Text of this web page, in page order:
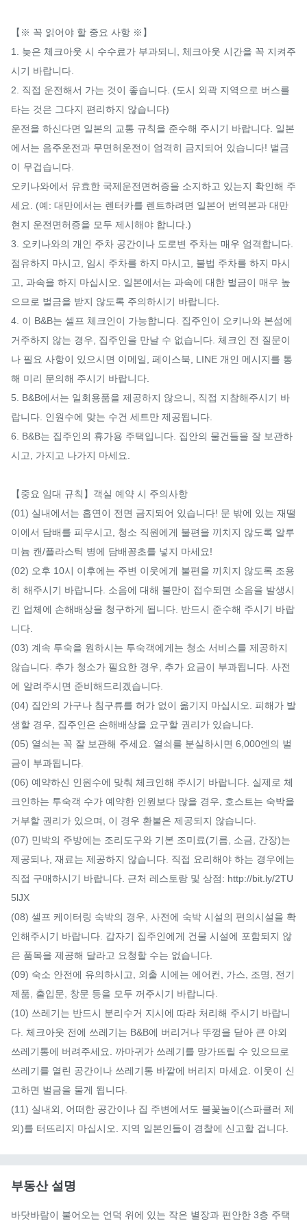
【※ 꼭 읽어야 할 중요 사항 ※】
1. 늦은 체크아웃 시 수수료가 부과되니, 체크아웃 시간을 꼭 지켜주
시기 바랍니다.
2. 직접 운전해서 가는 것이 좋습니다. (도시 외곽 지역으로 버스를
타는 것은 그다지 편리하지 않습니다)
운전을 하신다면 일본의 교통 규칙을 준수해 주시기 바랍니다. 일본
에서는 음주운전과 무면허운전이 엄격히 금지되어 있습니다! 벌금
이 무겁습니다.
오키나와에서 유효한 국제운전면허증을 소지하고 있는지 확인해 주
세요. (예: 대만에서는 렌터카를 렌트하려면 일본어 번역본과 대만
현지 운전면허증을 모두 제시해야 합니다.)
3. 오키나와의 개인 주차 공간이나 도로변 주차는 매우 엄격합니다.
점유하지 마시고, 임시 주차를 하지 마시고, 불법 주차를 하지 마시
고, 과속을 하지 마십시오. 일본에서는 과속에 대한 벌금이 매우 높
으므로 벌금을 받지 않도록 주의하시기 바랍니다.
4. 이 B&B는 셀프 체크인이 가능합니다. 집주인이 오키나와 본섬에
거주하지 않는 경우, 집주인을 만날 수 없습니다. 체크인 전 질문이
나 필요 사항이 있으시면 이메일, 페이스북, LINE 개인 메시지를 통
해 미리 문의해 주시기 바랍니다.
5. B&B에서는 일회용품을 제공하지 않으니, 직접 지참해주시기 바
랍니다. 인원수에 맞는 수건 세트만 제공됩니다.
6. B&B는 집주인의 휴가용 주택입니다. 집안의 물건들을 잘 보관하
시고, 가지고 나가지 마세요.
【중요 임대 규칙】객실 예약 시 주의사항
(01) 실내에서는 흡연이 전면 금지되어 있습니다! 문 밖에 있는 재떨
이에서 담배를 피우시고, 청소 직원에게 불편을 끼치지 않도록 알루
미늄 캔/플라스틱 병에 담배꽁초를 넣지 마세요!
(02) 오후 10시 이후에는 주변 이웃에게 불편을 끼치지 않도록 조용
히 해주시기 바랍니다. 소음에 대해 불만이 접수되면 소음을 발생시
킨 업체에 손해배상을 청구하게 됩니다. 반드시 준수해 주시기 바랍
니다.
(03) 계속 투숙을 원하시는 투숙객에게는 청소 서비스를 제공하지
않습니다. 추가 청소가 필요한 경우, 추가 요금이 부과됩니다. 사전
에 알려주시면 준비해드리겠습니다.
(04) 집안의 가구나 침구류를 허가 없이 옮기지 마십시오. 피해가 발
생할 경우, 집주인은 손해배상을 요구할 권리가 있습니다.
(05) 열쇠는 꼭 잘 보관해 주세요. 열쇠를 분실하시면 6,000엔의 벌
금이 부과됩니다.
(06) 예약하신 인원수에 맞춰 체크인해 주시기 바랍니다. 실제로 체
크인하는 투숙객 수가 예약한 인원보다 많을 경우, 호스트는 숙박을
거부할 권리가 있으며, 이 경우 환불은 제공되지 않습니다.
(07) 민박의 주방에는 조리도구와 기본 조미료(기름, 소금, 간장)는
제공되나, 재료는 제공하지 않습니다. 직접 요리해야 하는 경우에는
직접 구매하시기 바랍니다. 근처 레스토랑 및 상점: http://bit.ly/2TU
5lJX
(08) 셀프 케이터링 숙박의 경우, 사전에 숙박 시설의 편의시설을 확
인해주시기 바랍니다. 갑자기 집주인에게 건물 시설에 포함되지 않
은 품목을 제공해 달라고 요청할 수는 없습니다.
(09) 숙소 안전에 유의하시고, 외출 시에는 에어컨, 가스, 조명, 전기
제품, 출입문, 창문 등을 모두 꺼주시기 바랍니다.
(10) 쓰레기는 반드시 분리수거 지시에 따라 처리해 주시기 바랍니
다. 체크아웃 전에 쓰레기는 B&B에 버리거나 뚜껑을 닫아 큰 야외
쓰레기통에 버려주세요. 까마귀가 쓰레기를 망가뜨릴 수 있으므로
쓰레기를 열린 공간이나 쓰레기통 바깥에 버리지 마세요. 이웃이 신
고하면 벌금을 물게 됩니다.
(11) 실내외, 어떠한 공간이나 집 주변에서도 불꽃놀이(스파클러 제
외)를 터뜨리지 마십시오. 지역 일본인들이 경찰에 신고할 겁니다.
부동산 설명
바닷바람이 불어오는 언덕 위에 있는 작은 별장과 편안한 3층 주택